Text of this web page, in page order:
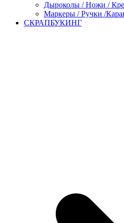
Дыроколы / Ножи /
Маркеры / Ручки /
СКРАПБУКИНГ